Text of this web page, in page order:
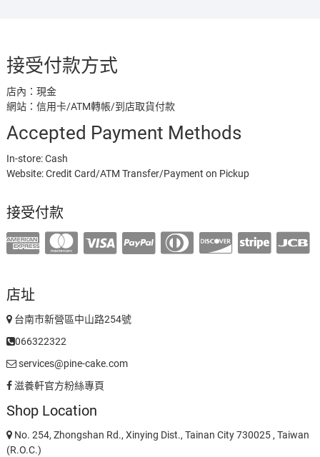
接受付款方式
店內：現金
網站：信用卡/ATM轉帳/到店取貨付款
Accepted Payment Methods
In-store: Cash
Website: Credit Card/ATM Transfer/Payment on Pickup
接受付款
店址
台南市新營區中山路254號
066322322
services@pine-cake.com
滋養軒官方粉絲專頁
Shop Location
No. 254, Zhongshan Rd., Xinying Dist., Tainan City 730025 , Taiwan
(R.O.C.)